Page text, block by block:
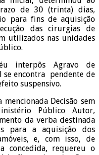
de 30 (trinta) dias,
para fins de aquisição
das cirurgias de
utilizados nas unidades
interpôs Agravo de
encontra pendente de
suspensivo.
Decisão sem
Público Autor,
da verba destinada
para a aquisição dos
e, com isso, de
concedida, requereu o